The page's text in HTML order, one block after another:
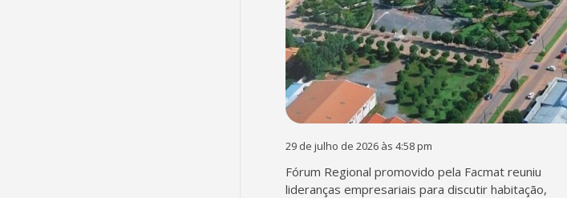
29 de julho de 2026 às 4:58 pm
Fórum Regional promovido pela Facmat reuniu
lideranças empresariais para discutir habitação,